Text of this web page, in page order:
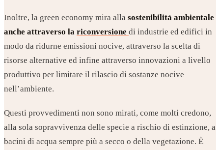
Inoltre, la green economy mira alla sostenibilità ambientale
anche attraverso la riconversione di industrie ed edifici in
modo da ridurne emissioni nocive, attraverso la scelta di
risorse alternative ed infine attraverso innovazioni a livello
produttivo per limitare il rilascio di sostanze nocive
nell’ambiente.
Questi provvedimenti non sono mirati, come molti credono,
alla sola sopravvivenza delle specie a rischio di estinzione, a
bacini di acqua sempre più a secco o della vegetazione. È